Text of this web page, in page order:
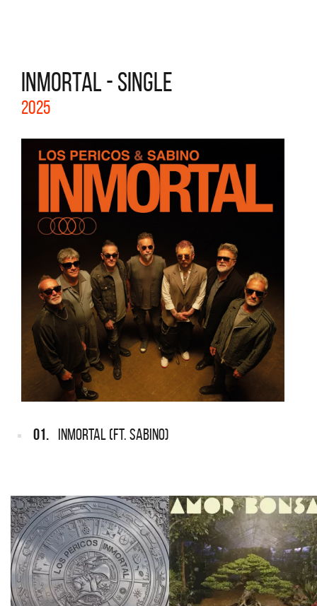
INMORTAL - SINGLE
2025
01. INMORTAL (FT. SABINO)